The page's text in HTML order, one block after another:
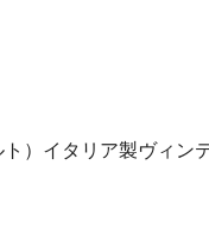
）イタリア製ヴィン